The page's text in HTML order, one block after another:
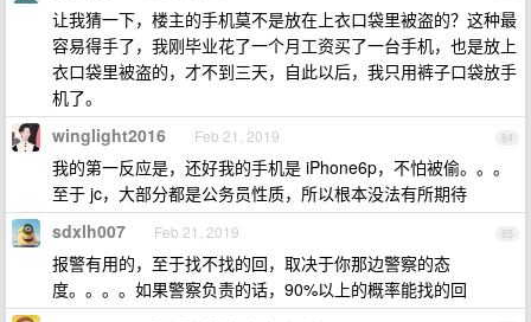
让我猜一下，楼主的手机莫不是放在上衣口袋里被盗的？这种最
容易得手了，我刚毕业花了一个月工资买了一台手机，也是放上
衣口袋里被盗的，才不到三天，自此以后，我只用裤子口袋放手
机了。
84
winglight2016 Feb 21, 2019
我的第一反应是，还好我的手机是 iPhone6p，不怕被偷。。。
至于 jc，大部分都是公务员性质，所以根本没法有所期待
85
sdxlh007 Feb 21, 2019
报警有用的，至于找不找的回，取决于你那边警察的态
度。。。。如果警察负责的话，90%以上的概率能找的回